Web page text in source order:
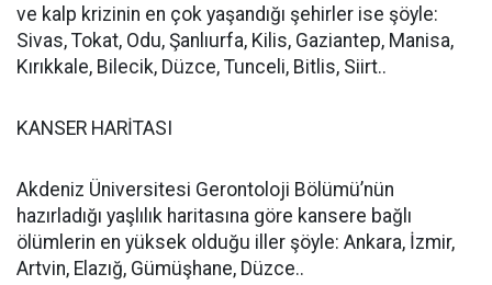
ve kalp krizinin en çok yaşandığı şehirler ise şöyle:
Sivas, Tokat, Odu, Şanlıurfa, Kilis, Gaziantep, Manisa,
Kırıkkale, Bilecik, Düzce, Tunceli, Bitlis, Siirt..
KANSER HARİTASI
Akdeniz Üniversitesi Gerontoloji Bölümü’nün
hazırladığı yaşlılık haritasına göre kansere bağlı
ölümlerin en yüksek olduğu iller şöyle: Ankara, İzmir,
Artvin, Elazığ, Gümüşhane, Düzce..